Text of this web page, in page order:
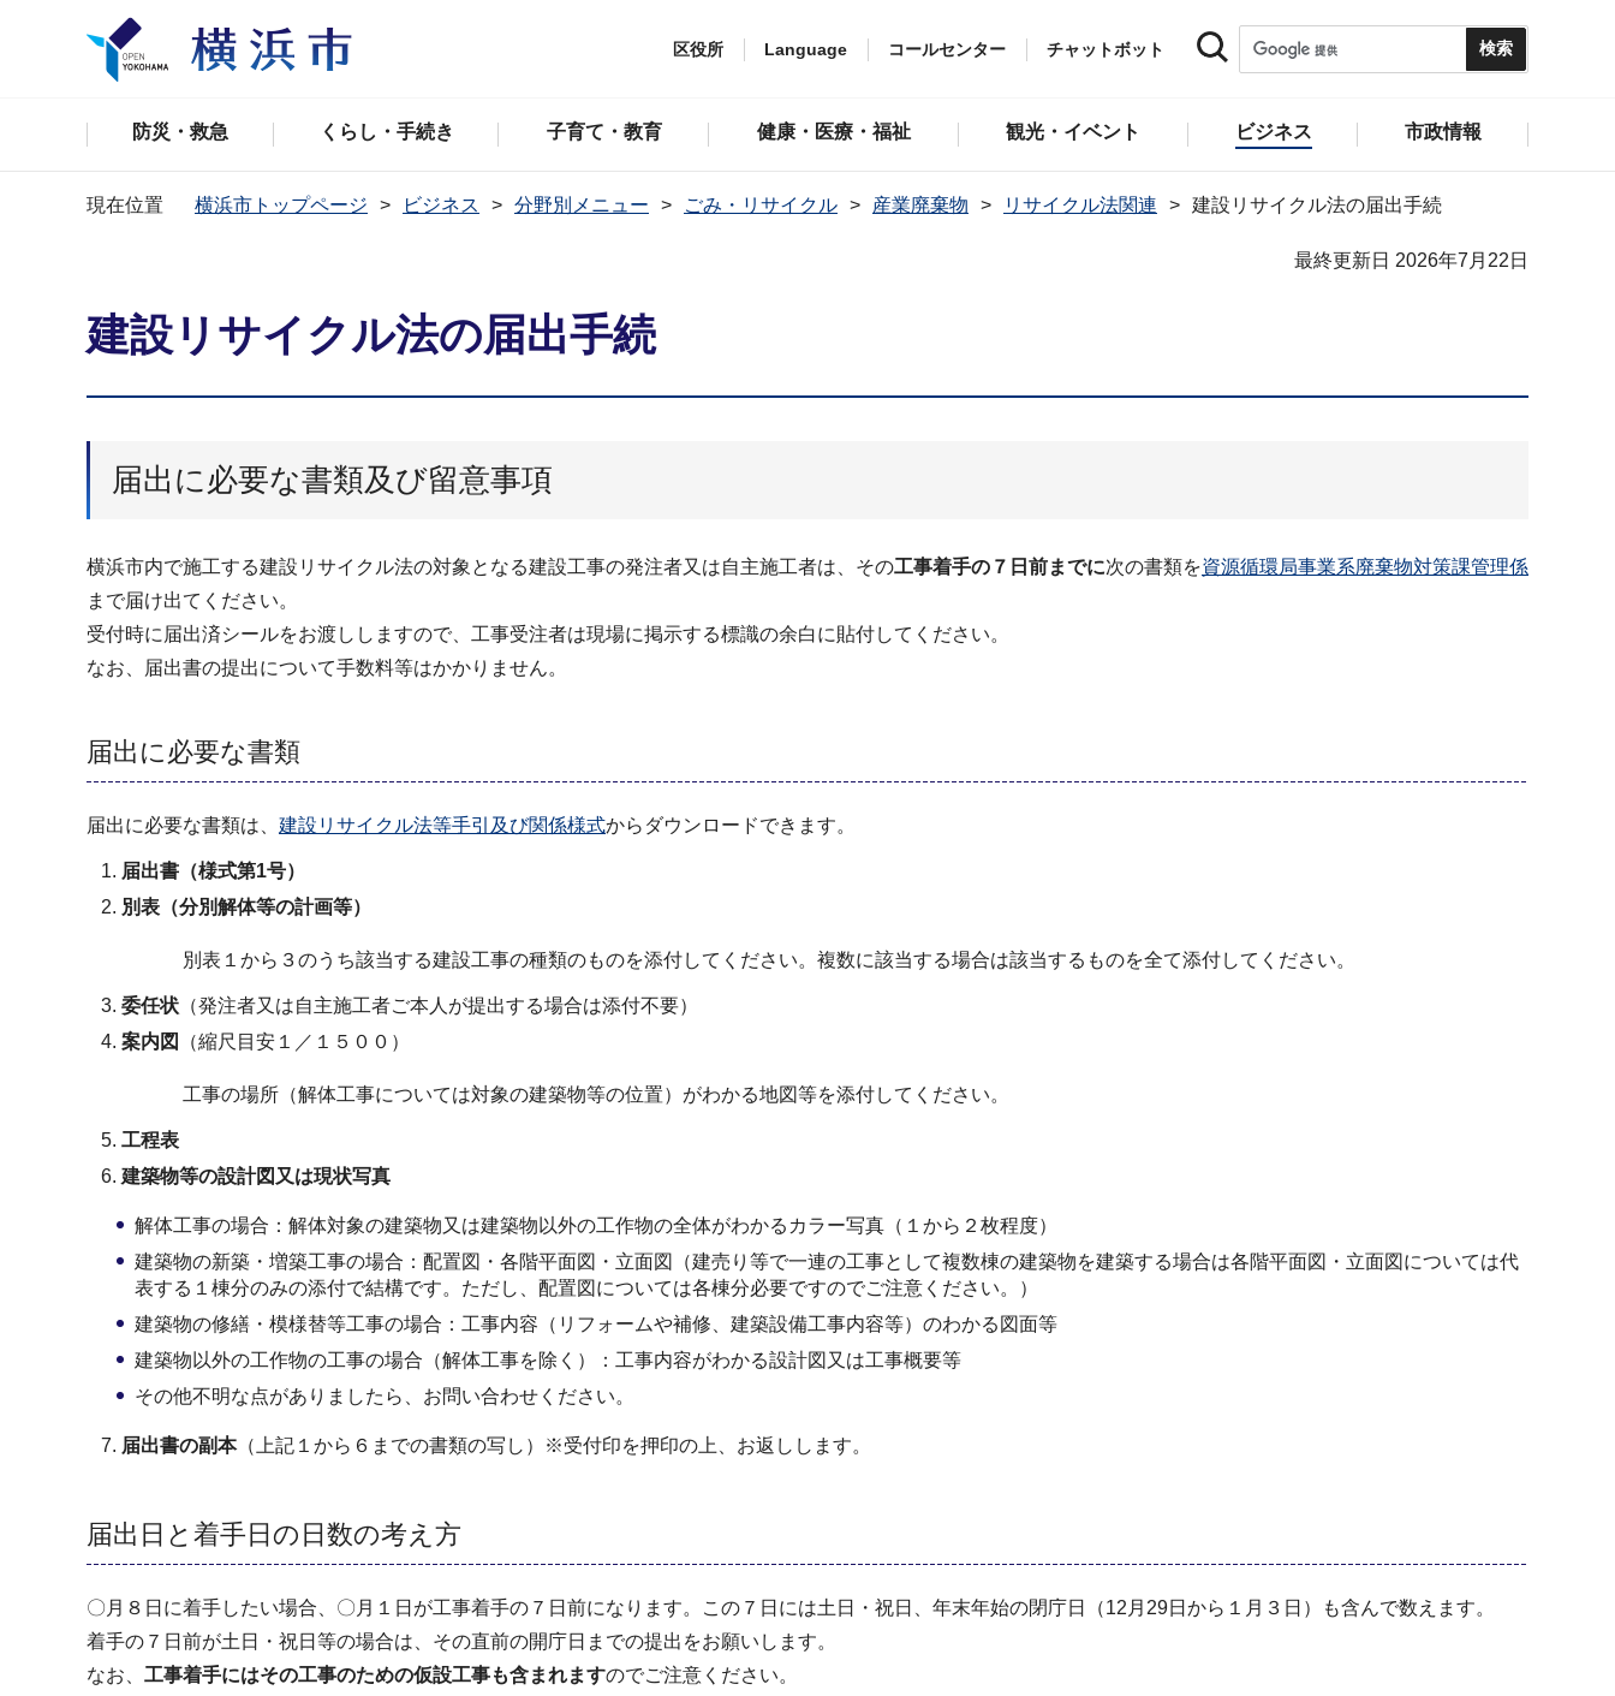
区役所 Language コールセンター チャットボット
防災・救急 くらし・手続き 子育て・教育 健康・医療・福祉 観光・イベント ビジネス 市政情報
現在位置 横浜市トップページ ビジネス 分野別メニュー ごみ・リサイクル 産業廃棄物 リサイクル法関連 建設リサイクル法の届出手続
最終更新日 2026年7月22日
建設リサイクル法の届出手続
届出に必要な書類及び留意事項
横浜市内で施工する建設リサイクル法の対象となる建設工事の発注者又は自主施工者は、その工事着手の７日前までに次の書類を資源循環局事業系廃棄物対策課管理係
まで届け出てください。
受付時に届出済シールをお渡ししますので、工事受注者は現場に掲示する標識の余白に貼付してください。
なお、届出書の提出について手数料等はかかりません。
届出に必要な書類
届出に必要な書類は、 建設リサイクル法等手引及び関係様式からダウンロードできます。
届出書（様式第1号）
別表（分別解体等の計画等）
別表１から３のうち該当する建設工事の種類のものを添付してください。複数に該当する場合は該当するものを全て添付してください。
委任状（発注者又は自主施工者ご本人が提出する場合は添付不要）
案内図
（縮尺目安１／１５００）
工事の場所（解体工事については対象の建築物等の位置）がわかる地図等を添付してください。
工程表
建築物等の設計図又は現状写真
解体工事の場合：解体対象の建築物又は建築物以外の工作物の全体がわかるカラー写真（１から２枚程度）
建築物の新築・増築工事の場合：配置図・各階平面図・立面図（建売り等で一連の工事として複数棟の建築物を建築する場合は各階平面図・立面図については代
表する１棟分のみの添付で結構です。ただし、配置図については各棟分必要ですのでご注意ください。）
建築物の修繕・模様替等工事の場合：工事内容（リフォームや補修、建築設備工事内容等）のわかる図面等
建築物以外の工作物の工事の場合（解体工事を除く）：工事内容がわかる設計図又は工事概要等
その他不明な点がありましたら、お問い合わせください。
届出書の副本（上記１から６までの書類の写し）※受付印を押印の上、お返しします。
届出日と着手日の日数の考え方
〇月８日に着手したい場合、〇月１日が工事着手の７日前になります。この７日には土日・祝日、年末年始の閉庁日（12月29日から１月３日）も含んで数えます。
着手の７日前が土日・祝日等の場合は、その直前の開庁日までの提出をお願いします。
なお、 工事着手にはその工事のための仮設工事も含まれますのでご注意ください。